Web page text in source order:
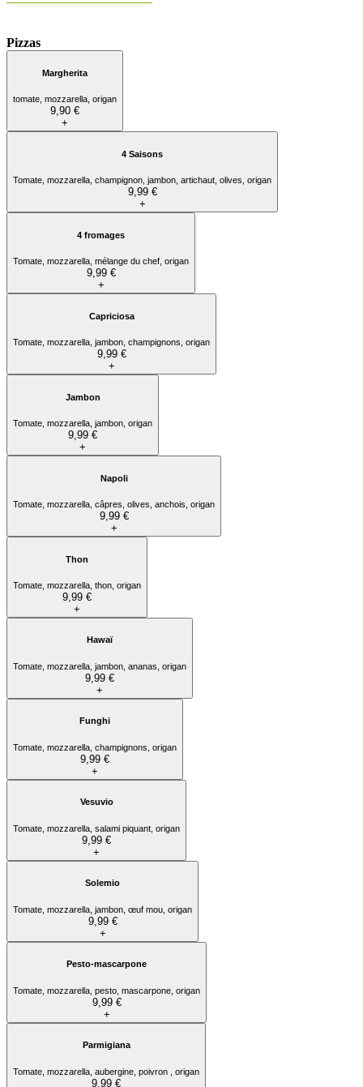
Pizzas
Margherita
tomate, mozzarella, origan
9,90 €
+
4 Saisons
Tomate, mozzarella, champignon, jambon, artichaut, olives, origan
9,99 €
+
4 fromages
Tomate, mozzarella, mélange du chef, origan
9,99 €
+
Capriciosa
Tomate, mozzarella, jambon, champignons, origan
9,99 €
+
Jambon
Tomate, mozzarella, jambon, origan
9,99 €
+
Napoli
Tomate, mozzarella, câpres, olives, anchois, origan
9,99 €
+
Thon
Tomate, mozzarella, thon, origan
9,99 €
+
Hawaï
Tomate, mozzarella, jambon, ananas, origan
9,99 €
+
Funghi
Tomate, mozzarella, champignons, origan
9,99 €
+
Vesuvio
Tomate, mozzarella, salami piquant, origan
9,99 €
+
Solemio
Tomate, mozzarella, jambon, œuf mou, origan
9,99 €
+
Pesto-mascarpone
Tomate, mozzarella, pesto, mascarpone, origan
9,99 €
+
Parmigiana
Tomate, mozzarella, aubergine, poivron , origan
9,99 €